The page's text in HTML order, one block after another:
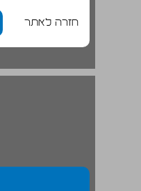
חזרה לאתר